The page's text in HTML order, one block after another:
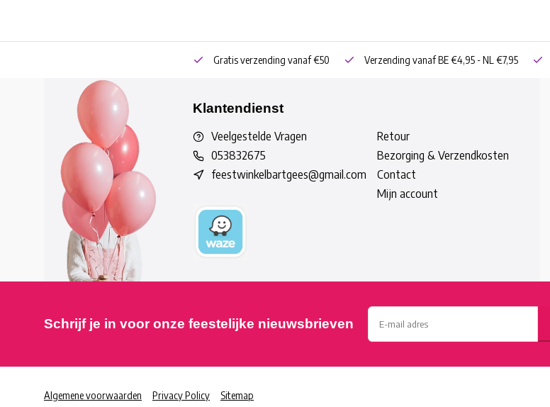
Gratis verzending vanaf €50 Verzending vanaf BE €4,95 - NL €7,95
Klantendienst
Veelgestelde Vragen
053832675
feestwinkelbartgees@gmail.com
Retour
Bezorging & Verzendkosten
Contact
Mijn account
Schrijf je in voor onze feestelijke nieuwsbrieven
Algemene voorwaarden Privacy Policy
Sitemap